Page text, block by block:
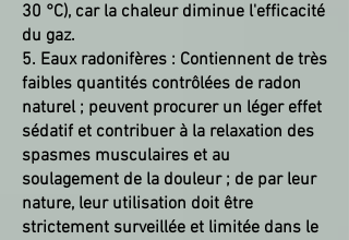
30 °C), car la chaleur diminue l'efficacité
du gaz.
5. Eaux radonifères : Contiennent de très
faibles quantités contrôlées de radon
naturel ; peuvent procurer un léger effet
sédatif et contribuer à la relaxation des
spasmes musculaires et au
soulagement de la douleur ; de par leur
nature, leur utilisation doit être
strictement surveillée et limitée dans le